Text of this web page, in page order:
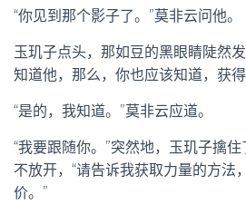
“你见到那个影子了。”莫非云问他。
玉玑子点头，那如豆的黑眼睛陡然
知道他，那么，你也应该知道，获
“是的，我知道。”莫非云应道。
“我要跟随你。”突然地，玉玑子擒
不放开，“请告诉我获取力量的方法
价。”